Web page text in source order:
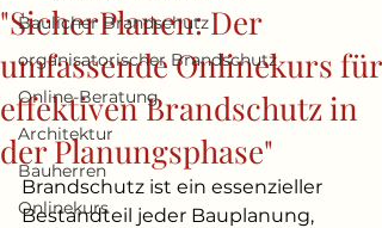
Baulicher Brandschutz
organisatorischer Brandschutz
Online-Beratung
Architektur
Bauherren
Onlinekurs
"SicherPlanen: Der
umfassende Onlinekurs für
effektiven Brandschutz in
der Planungsphase"
Brandschutz ist ein essenzieller
Bestandteil jeder Bauplanung,